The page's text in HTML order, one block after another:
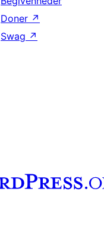
Doner ↗
Swag ↗